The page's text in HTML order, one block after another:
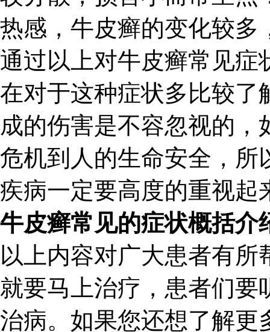
热感，牛皮癣的变化较多
通过以上对牛皮癣常见症
在对于这种症状多比较了
成的伤害是不容忽视的
危机到人的生命安全，所
疾病一定要高度的重视起
牛皮癣常见的症状概括介
以上内容对广大患者有
就要马上治疗，患者们要
治病。如果您还想了解更